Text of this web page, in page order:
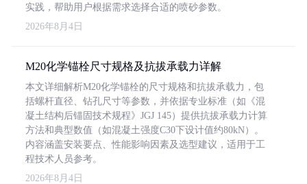
实践，帮助用户根据需求选择合适的喷砂参数。
2026年8月4日
M20化学锚栓尺寸规格及抗拔承载力详解
本文详细解析M20化学锚栓的尺寸规格和抗拔承载力，包
括螺杆直径、钻孔尺寸等参数，并依据专业标准（如《混
凝土结构后锚固技术规程》JGJ 145）提供抗拔承载力计算
方法和典型数值（如混凝土强度C30下设计值约80kN）。
内容涵盖安装要点、性能影响因素及选型建议，适用于工
程技术人员参考。
2026年8月4日